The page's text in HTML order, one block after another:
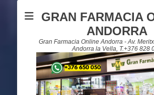
GRAN FARMACIA
ANDORRA
Gran Farmacia Online Andorra - Av.
Andorra la Vella, T.+376 828